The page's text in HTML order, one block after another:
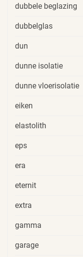
dubbele beglazing
dubbelglas
dun
dunne isolatie
dunne vloerisolatie
eiken
elastolith
eps
era
eternit
extra
gamma
garage